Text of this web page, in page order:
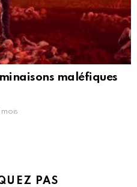
maléfiques
mois
PAS